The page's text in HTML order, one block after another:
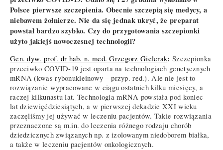
Polsce pierwsze szczepienia. Obecnie szczepią się medycy, a
niebawem żołnierze. Nie da się jednak ukryć, że preparat
powstał bardzo szybko. Czy do przygotowania szczepionki
użyto jakiejś nowoczesnej technologii?
Gen. dyw. prof. dr hab. n. med. Grzegorz Gielerak: Szczepionka
przeciwko COVID-19 jest oparta na technologiach genetycznych
mRNA (kwas rybonukleinowy – przyp. red.). Ale nie jest to
rozwiązanie wypracowane w ciągu ostatnich kilku miesięcy, a
raczej kilkunastu lat. Technologia mRNA powstała pod koniec
lat dziewięćdziesiątych, a w pierwszej dekadzie XXI wieku
zaczęliśmy jej używać w leczeniu pacjentów. Takie rozwiązania
przeznaczone są m.in. do leczenia różnego rodzaju chorób
dziedzicznych związanych np. z izolowanym niedoborem białka,
a także w leczeniu pacjentów onkologicznych.